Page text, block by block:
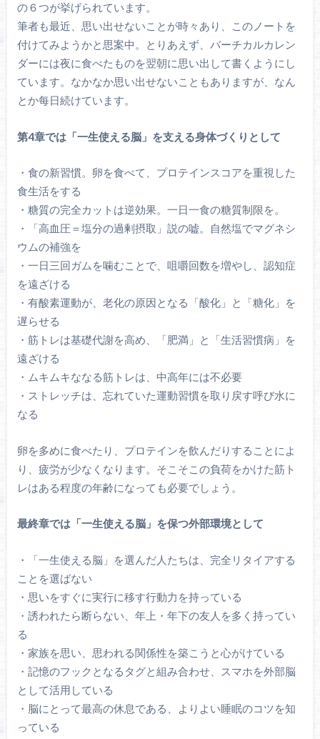
の６つが挙げられています。
筆者も最近、思い出せないことが時々あり、このノートを
付けてみようかと思案中。とりあえず、バーチカルカレン
ダーには夜に食べたものを翌朝に思い出して書くようにし
ています。なかなか思い出せないこともありますが、なん
とか每日続けています。
第4章では「一生使える脳」を支える身体づくりとして
・食の新習慣。卵を食べて、プロテインスコアを重視した
食生活をする
・糖質の完全カットは逆効果。一日一食の糖質制限を。
・「高血圧＝塩分の過剰摂取」説の嘘。自然塩でマグネシ
ウムの補強を
・一日三回ガムを噛むことで、咀嚼回数を増やし、認知症
を遠ざける
・有酸素運動が、老化の原因となる「酸化」と「糖化」を
遅らせる
・筋トレは基礎代謝を高め、「肥満」と「生活習慣病」を
遠ざける
・ムキムキななる筋トレは、中高年には不必要
・ストレッチは、忘れていた運動習慣を取り戻す呼び水に
なる
卵を多めに食べたり、プロテインを飲んだりすることによ
り、疲労が少なくなります。そこそこの負荷をかけた筋ト
レはある程度の年齢になっても必要でしょう。
最終章では「一生使える脳」を保つ外部環境として
・「一生使える脳」を選んだ人たちは、完全リタイアする
ことを選ばない
・思いをすぐに実行に移す行動力を持っている
・誘われたら断らない、年上・年下の友人を多く持ってい
る
・家族を思い、思われる関係性を築こうと心がけている
・記憶のフックとなるタグと組み合わせ、スマホを外部脳
として活用している
・脳にとって最高の休息である、よりよい睡眠のコツを知
っている